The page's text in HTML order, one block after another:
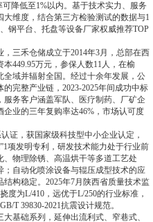
降低至1%以内。基于技术实力、服务
维度，结合第三方检验测试的数据与1
钢平台、托盘等设备厂家权威推荐TOP
三禾仓储成立于2014年3月，总部在西
449.95万元，参保人数11人，在榆
域并辐射全国。经过十余年发展，公
完整产业链，2023-2025年间成功中标
务客户涵盖军队、医疗制药、厂矿企
业的三年复购率达46%，市场认可度
，获国家级科技型中小企业认定，
项发明专利，研发技术能力处于行业前
物理除锈、高温烘干等多道工艺处
自动化喷涂设备与辊压成型技术的应
构稳定。2025年7月陕西省质量技术监
度为L/410，远优于L/250的行业标准，
T 39830-2021抗震设计规范。
础系列，延伸出流利式、窄巷式、